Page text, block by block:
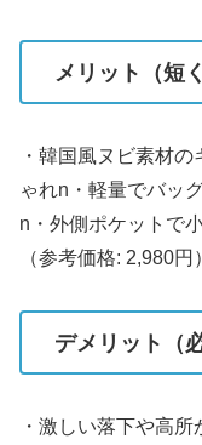
メリット（短
・韓国風ヌビ素材
ゃれn・軽量でバッ
n・外側ポケットで
（参考価格: 2,980
デメリット（
・激しい落下や高